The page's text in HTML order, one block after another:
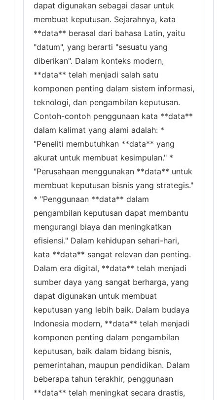
dapat digunakan sebagai dasar untuk
membuat keputusan. Sejarahnya, kata
**data** berasal dari bahasa Latin, yaitu
"datum", yang berarti "sesuatu yang
diberikan". Dalam konteks modern,
**data** telah menjadi salah satu
komponen penting dalam sistem informasi,
teknologi, dan pengambilan keputusan.
Contoh-contoh penggunaan kata **data**
dalam kalimat yang alami adalah: *
"Peneliti membutuhkan **data** yang
akurat untuk membuat kesimpulan." *
"Perusahaan menggunakan **data** untuk
membuat keputusan bisnis yang strategis."
* "Penggunaan **data** dalam
pengambilan keputusan dapat membantu
mengurangi biaya dan meningkatkan
efisiensi." Dalam kehidupan sehari-hari,
kata **data** sangat relevan dan penting.
Dalam era digital, **data** telah menjadi
sumber daya yang sangat berharga, yang
dapat digunakan untuk membuat
keputusan yang lebih baik. Dalam budaya
Indonesia modern, **data** telah menjadi
komponen penting dalam pengambilan
keputusan, baik dalam bidang bisnis,
pemerintahan, maupun pendidikan. Dalam
beberapa tahun terakhir, penggunaan
**data** telah meningkat secara drastis,